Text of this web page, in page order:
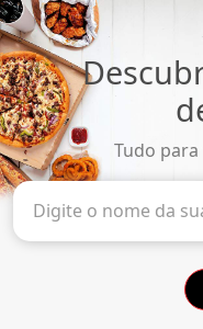
Tudo
Digite o nome da